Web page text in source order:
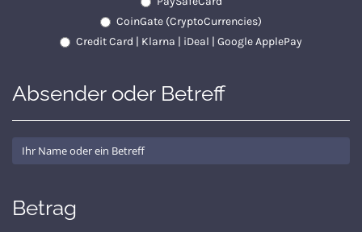
CoinGate (CryptoCurrencies)
Credit Card | Klarna | iDeal | Google ApplePay
Absender oder Betreff
Betrag